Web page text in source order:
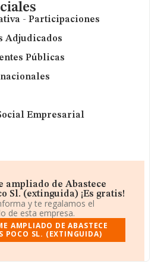
- Participaciones
Adjudicados
Públicas
Empresarial
ampliado de Abastece
Sl. (extinguida) ¡Es gratis!
y te regalamos el
de esta empresa.
AMPLIADO DE ABASTECE
POCO SL. (EXTINGUIDA)